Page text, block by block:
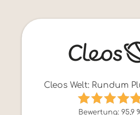
Cleos Welt: Rundum
Bewertung: 95,9